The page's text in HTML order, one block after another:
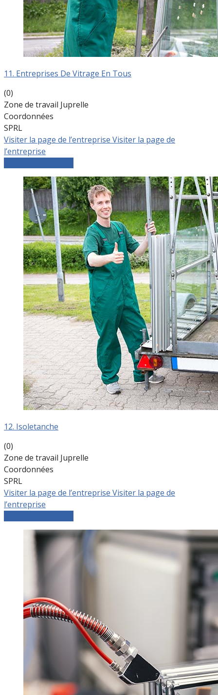
11. Entreprises De Vitrage En Tous
(0)
Zone de travail Juprelle
Coordonnées
SPRL
Visiter la page de l’entreprise Visiter la page de
l’entreprise
12. Isoletanche
(0)
Zone de travail Juprelle
Coordonnées
SPRL
Visiter la page de l’entreprise Visiter la page de
l’entreprise